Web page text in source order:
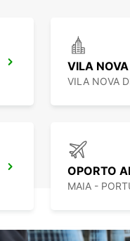
VILA
VILA NOVA
OPORTO
MAIA -